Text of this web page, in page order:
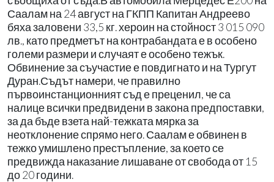
Саалам на 24 август на ГКПП Капитан Андреево
бяха заловени 33,5 кг. хероин на стойност 3 015 090
лв., като предметът на контрабандата е в особено
големи размери и случаят е особено тежък.
Обвинение за съучастие е повдигнато и на Тургут
Дуран.Съдът намери, че правилно
първоинстанционният съд е преценил, че са
налице всички предвидени в закона предпоставки,
за да бъде взета най-тежката мярка за
неотклонение спрямо него. Саалам е обвинен в
тежко умишлено престъпление, за което се
предвижда наказание лишаване от свобода от 15
до 20 години.